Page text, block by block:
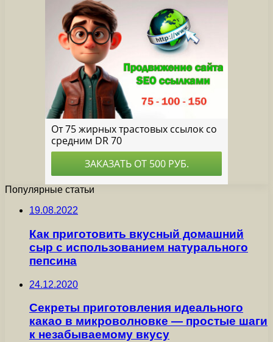
Популярные статьи
19.08.2022
Как приготовить вкусный домашний
сыр с использованием натурального
пепсина
24.12.2020
Секреты приготовления идеального
какао в микроволновке — простые шаги
к незабываемому вкусу